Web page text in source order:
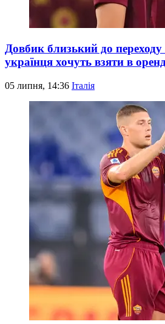
Довбик близький до
українця хочуть взяти в
05 липня, 14:36 Італія